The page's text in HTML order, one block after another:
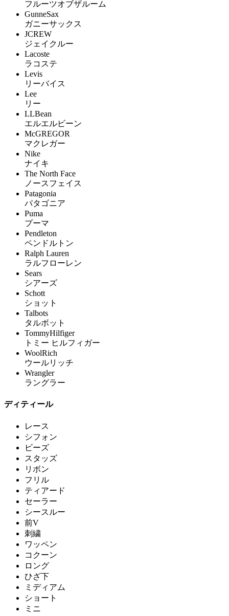
フルーツオブザルーム
GunneSax
ガニーサックス
JCREW
ジェイクルー
Lacoste
ラコステ
Levis
リーバイス
Lee
リー
LLBean
エルエルビーン
McGREGOR
マクレガー
Nike
ナイキ
The North Face
ノースフェイス
Patagonia
パタゴニア
Puma
プーマ
Pendleton
ペンドルトン
Ralph Lauren
ラルフローレン
Sears
シアーズ
Schott
ショット
Talbots
タルボット
TommyHilfiger
トミー ヒルフィガー
WoolRich
ウールリッチ
Wrangler
ラングラー
ディティール
レース
シフォン
ビーズ
スタッズ
リボン
フリル
ティアード
セーラー
シースルー
前V
刺繍
ワッペン
コクーン
ロング
ひざ下
ミディアム
ショート
ミニ